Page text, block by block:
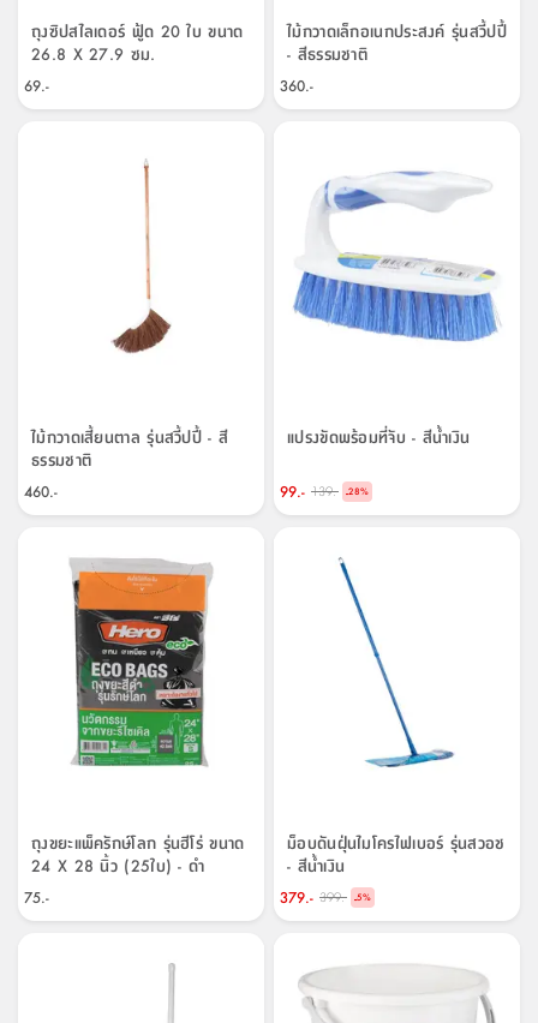
ถุงซิปสไลเดอร์ ฟู้ด 20 ใบ ขนาด
26.8 X 27.9 ซม.
69.-
ไม้กวาดเล็กอเนกประสงค์ รุ่นสวี้ปปี้
- สีธรรมชาติ
360.-
ไม้กวาดเสี้ยนตาล รุ่นสวี้ปปี้ - สี
ธรรมชาติ
460.-
แปรงขัดพร้อมที่จับ - สีน้ำเงิน
99.- 139.- -28%
ถุงขยะแพ็ครักษ์โลก รุ่นฮีโร่ ขนาด
24 X 28 นิ้ว (25ใบ) - ดำ
75.-
ม็อบดันฝุ่นไมโครไฟเบอร์ รุ่นสวอช
- สีน้ำเงิน
379.- 399.- -5%